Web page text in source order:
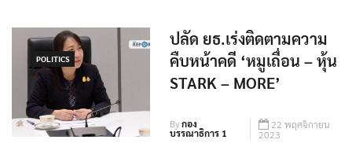
POLITICS
ปลัด ยธ.เร่งติดตามความ
คืบหน้าคดี ‘หมูเถื่อน – หุ้น
STARK – MORE’
Byกอง
บรรณาธิการ 1
22 พฤศจิกายน
2023